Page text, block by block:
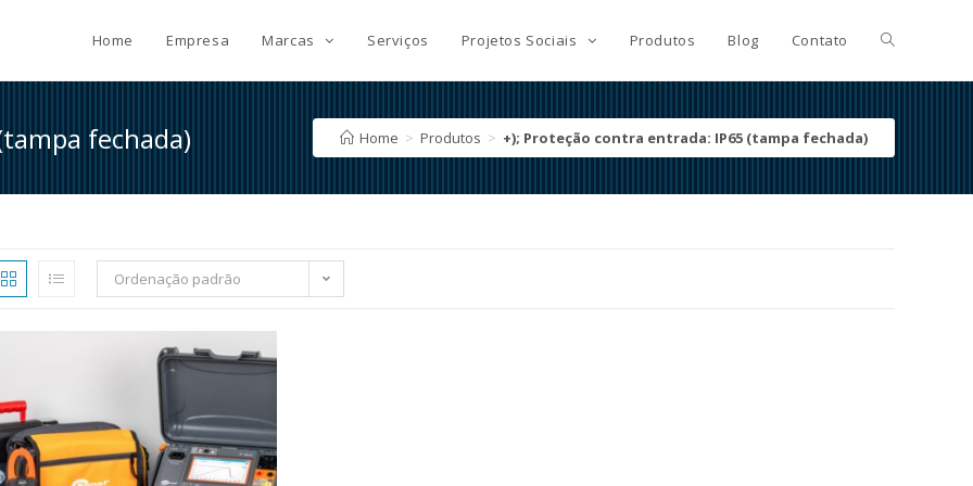
Home Empresa Marcas Serviços Projetos Sociais Produtos Blog Contato
fechada) Home > Produtos > +); Proteção contra entrada: IP65 (tampa fechada)
Ordenação padrão